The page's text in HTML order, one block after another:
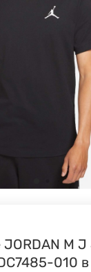
M J
010